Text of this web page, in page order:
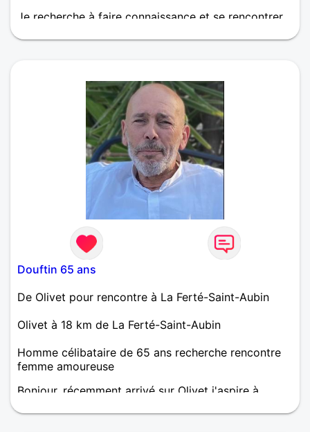
Je recherche à faire connaissance et se rencontrer
Douftin 65 ans
De Olivet pour rencontre à La Ferté-Saint-Aubin
Olivet à 18 km de La Ferté-Saint-Aubin
Homme célibataire de 65 ans recherche rencontre
femme amoureuse
Bonjour, récemment arrivé sur Olivet j'aspire à
d'humour et beaucoup d'envie de vivre des choses